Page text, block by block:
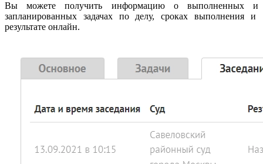
Вы можете получить информацию о выполненных и
запланированных задачах по делу, сроках выполнения и
результате онлайн.